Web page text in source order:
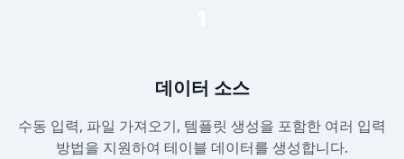
데이터 소스
수동 입력, 파일 가져오기, 템플릿 생성을 포함한 여러 입력
방법을 지원하여 테이블 데이터를 생성합니다.